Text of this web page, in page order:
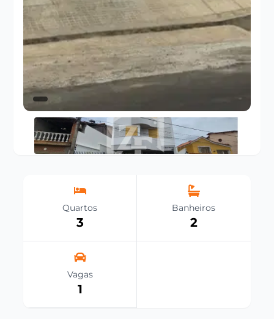
Quartos
3
Banheiros
2
Vagas
1